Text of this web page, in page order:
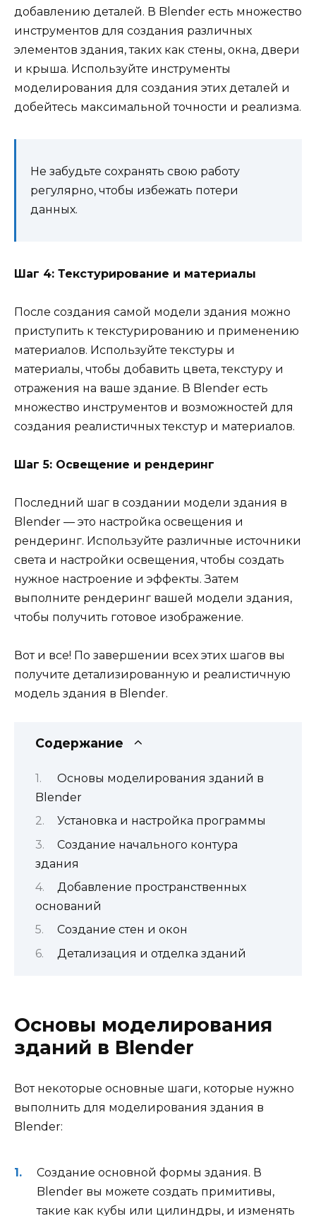
добавлению деталей. В Blender есть множество
инструментов для создания различных
элементов здания, таких как стены, окна, двери
и крыша. Используйте инструменты
моделирования для создания этих деталей и
добейтесь максимальной точности и реализма.
Не забудьте сохранять свою работу
регулярно, чтобы избежать потери
данных.
Шаг 4: Текстурирование и материалы
После создания самой модели здания можно
приступить к текстурированию и применению
материалов. Используйте текстуры и
материалы, чтобы добавить цвета, текстуру и
отражения на ваше здание. В Blender есть
множество инструментов и возможностей для
создания реалистичных текстур и материалов.
Шаг 5: Освещение и рендеринг
Последний шаг в создании модели здания в
Blender — это настройка освещения и
рендеринг. Используйте различные источники
света и настройки освещения, чтобы создать
нужное настроение и эффекты. Затем
выполните рендеринг вашей модели здания,
чтобы получить готовое изображение.
Вот и все! По завершении всех этих шагов вы
получите детализированную и реалистичную
модель здания в Blender.
Содержание
Основы моделирования зданий в
Blender
Установка и настройка программы
Создание начального контура
здания
Добавление пространственных
оснований
Создание стен и окон
Детализация и отделка зданий
Основы моделирования
зданий в Blender
Вот некоторые основные шаги, которые нужно
выполнить для моделирования здания в
Blender:
Создание основной формы здания. В
Blender вы можете создать примитивы,
такие как кубы или цилиндры, и изменять